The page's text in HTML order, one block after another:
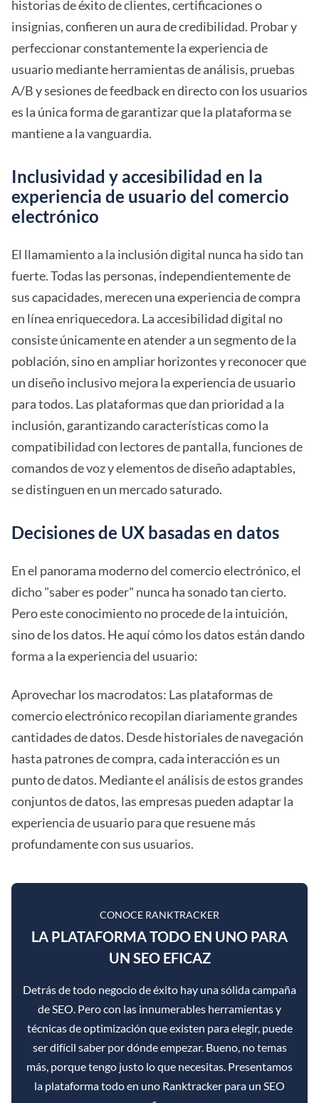
historias de éxito de clientes, certificaciones o
insignias, confieren un aura de credibilidad. Probar y
perfeccionar constantemente la experiencia de
usuario mediante herramientas de análisis, pruebas
A/B y sesiones de feedback en directo con los usuarios
es la única forma de garantizar que la plataforma se
mantiene a la vanguardia.
Inclusividad y accesibilidad en la
experiencia de usuario del comercio
electrónico
El llamamiento a la inclusión digital nunca ha sido tan
fuerte. Todas las personas, independientemente de
sus capacidades, merecen una experiencia de compra
en línea enriquecedora. La accesibilidad digital no
consiste únicamente en atender a un segmento de la
población, sino en ampliar horizontes y reconocer que
un diseño inclusivo mejora la experiencia de usuario
para todos. Las plataformas que dan prioridad a la
inclusión, garantizando características como la
compatibilidad con lectores de pantalla, funciones de
comandos de voz y elementos de diseño adaptables,
se distinguen en un mercado saturado.
Decisiones de UX basadas en datos
En el panorama moderno del comercio electrónico, el
dicho "saber es poder" nunca ha sonado tan cierto.
Pero este conocimiento no procede de la intuición,
sino de los datos. He aquí cómo los datos están dando
forma a la experiencia del usuario:
Aprovechar los macrodatos: Las plataformas de
comercio electrónico recopilan diariamente grandes
cantidades de datos. Desde historiales de navegación
hasta patrones de compra, cada interacción es un
punto de datos. Mediante el análisis de estos grandes
conjuntos de datos, las empresas pueden adaptar la
experiencia de usuario para que resuene más
profundamente con sus usuarios.
CONOCE RANKTRACKER
LA PLATAFORMA TODO EN UNO PARA
UN SEO EFICAZ
Detrás de todo negocio de éxito hay una sólida campaña
de SEO. Pero con las innumerables herramientas y
técnicas de optimización que existen para elegir, puede
ser difícil saber por dónde empezar. Bueno, no temas
más, porque tengo justo lo que necesitas. Presentamos
la plataforma todo en uno Ranktracker para un SEO